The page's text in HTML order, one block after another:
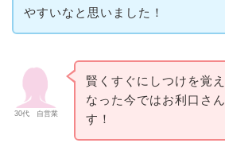
やすいなと思いました！
30代 自営業
賢くすぐにしつけを覚
なった今ではお利口さ
す！